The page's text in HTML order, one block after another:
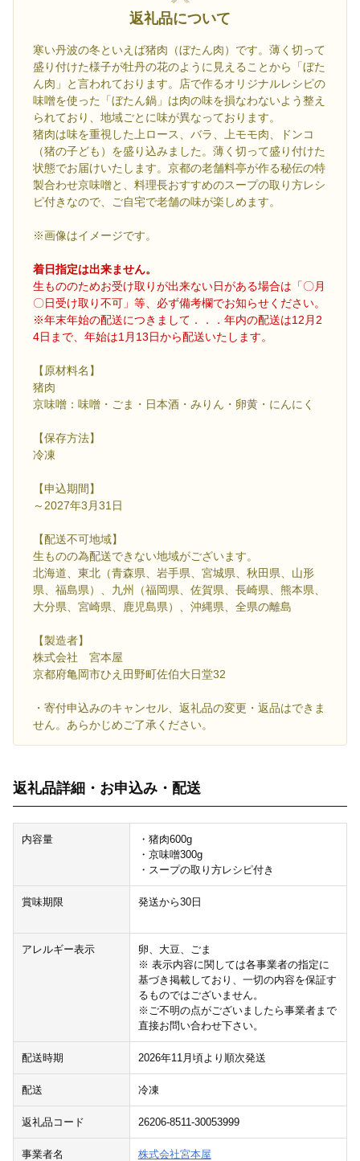
返礼品について
寒い丹波の冬といえば猪肉（ぼたん肉）です。薄く切って
盛り付けた様子が牡丹の花のように見えることから「ぼた
ん肉」と言われております。店で作るオリジナルレシピの
味噌を使った「ぼたん鍋」は肉の味を損なわないよう整え
られており、地域ごとに味が異なっております。
猪肉は味を重視した上ロース、バラ、上モモ肉、ドンコ
（猪の子ども）を盛り込みました。薄く切って盛り付けた
状態でお届けいたします。京都の老舗料亭が作る秘伝の特
製合わせ京味噌と、料理長おすすめのスープの取り方レシ
ピ付きなので、ご自宅で老舗の味が楽しめます。
※画像はイメージです。
着日指定は出来ません。
生もののためお受け取りが出来ない日がある場合は「〇月
〇日受け取り不可」等、必ず備考欄でお知らせください。
※年末年始の配送につきまして．．．年内の配送は12月2
4日まで、年始は1月13日から配送いたします。
【原材料名】
猪肉
京味噌：味噌・ごま・日本酒・みりん・卵黄・にんにく
【保存方法】
冷凍
【申込期間】
～2027年3月31日
【配送不可地域】
生ものの為配送できない地域がございます。
北海道、東北（青森県、岩手県、宮城県、秋田県、山形
県、福島県）、九州（福岡県、佐賀県、長崎県、熊本県、
大分県、宮崎県、鹿児島県）、沖縄県、全県の離島
【製造者】
株式会社 宮本屋
京都府亀岡市ひえ田野町佐伯大日堂32
・寄付申込みのキャンセル、返礼品の変更・返品はできま
せん。あらかじめご了承ください。
返礼品詳細・お申込み・配送
内容量
・猪肉600g
・京味噌300g
・スープの取り方レシピ付き
賞味期限 発送から30日
アレルギー表示
卵、大豆、ごま
※ 表示内容に関しては各事業者の指定に
基づき掲載しており、一切の内容を保証す
るものではございません。
※ご不明の点がございましたら事業者まで
直接お問い合わせ下さい。
配送時期 2026年11月頃より順次発送
配送 冷凍
返礼品コード 26206-8511-30053999
事業者名 株式会社宮本屋